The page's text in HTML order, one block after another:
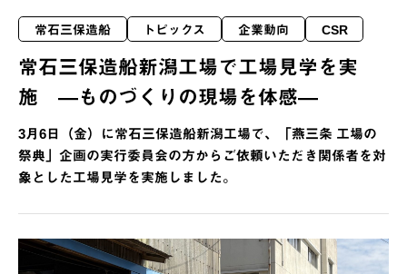
常石三保造船 トピックス 企業動向 CSR
常石三保造船新潟工場で工場見学を実
施 ―ものづくりの現場を体感―
3月6日（金）に常石三保造船新潟工場で、「燕三条 工場の
祭典」企画の実行委員会の方からご依頼いただき関係者を対
象とした工場見学を実施しました。